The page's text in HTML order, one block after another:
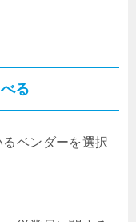
る
ベンダーを選択